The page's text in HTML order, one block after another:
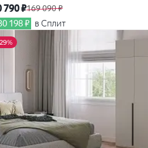
790 ₽169 090 ₽
198 ₽ в Сплит
29%